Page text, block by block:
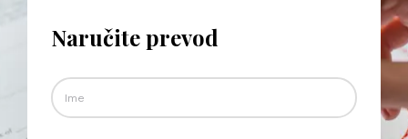
Naručite prevod